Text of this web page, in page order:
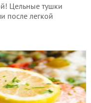
Цельные тушки
после легкой